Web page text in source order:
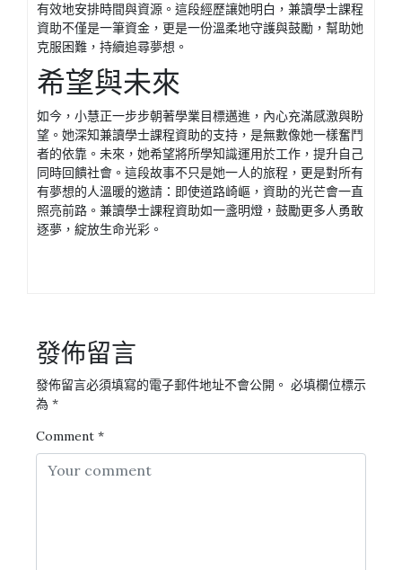
有效地安排時間與資源。這段經歷讓她明白，兼讀學士課程
資助不僅是一筆資金，更是一份溫柔地守護與鼓勵，幫助她
克服困難，持續追尋夢想。
希望與未來
如今，小慧正一步步朝著學業目標邁進，內心充滿感激與盼
望。她深知兼讀學士課程資助的支持，是無數像她一樣奮鬥
者的依靠。未來，她希望將所學知識運用於工作，提升自己
同時回饋社會。這段故事不只是她一人的旅程，更是對所有
有夢想的人溫暖的邀請：即使道路崎嶇，資助的光芒會一直
照亮前路。兼讀學士課程資助如一盞明燈，鼓勵更多人勇敢
逐夢，綻放生命光彩。
發佈留言
發佈留言必須填寫的電子郵件地址不會公開。 必填欄位標示
為 *
Comment *